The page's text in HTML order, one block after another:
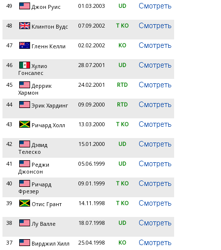
49 Джон Руис 01.03.2003 UD
48 Клинтон Вудс 07.09.2002 T KO
47 Гленн Келли 02.02.2002 KO
46
Хулио
Гонсалес
28.07.2001 UD
45
Деррик
Хармон
24.02.2001 RTD
44 Эрик Хардинг 09.09.2000 RTD
43 Ричард Холл 13.03.2000 T KO
42
Дэвид
Телеско
15.01.2000 UD
41
Реджи
Джонсон
05.06.1999 UD
40
Ричард
Фрезер
09.01.1999 T KO
39 Отис Грант 14.11.1998 T KO
38 Лу Валле 18.07.1998 UD
37 Вирджил Хилл 25.04.1998 KO